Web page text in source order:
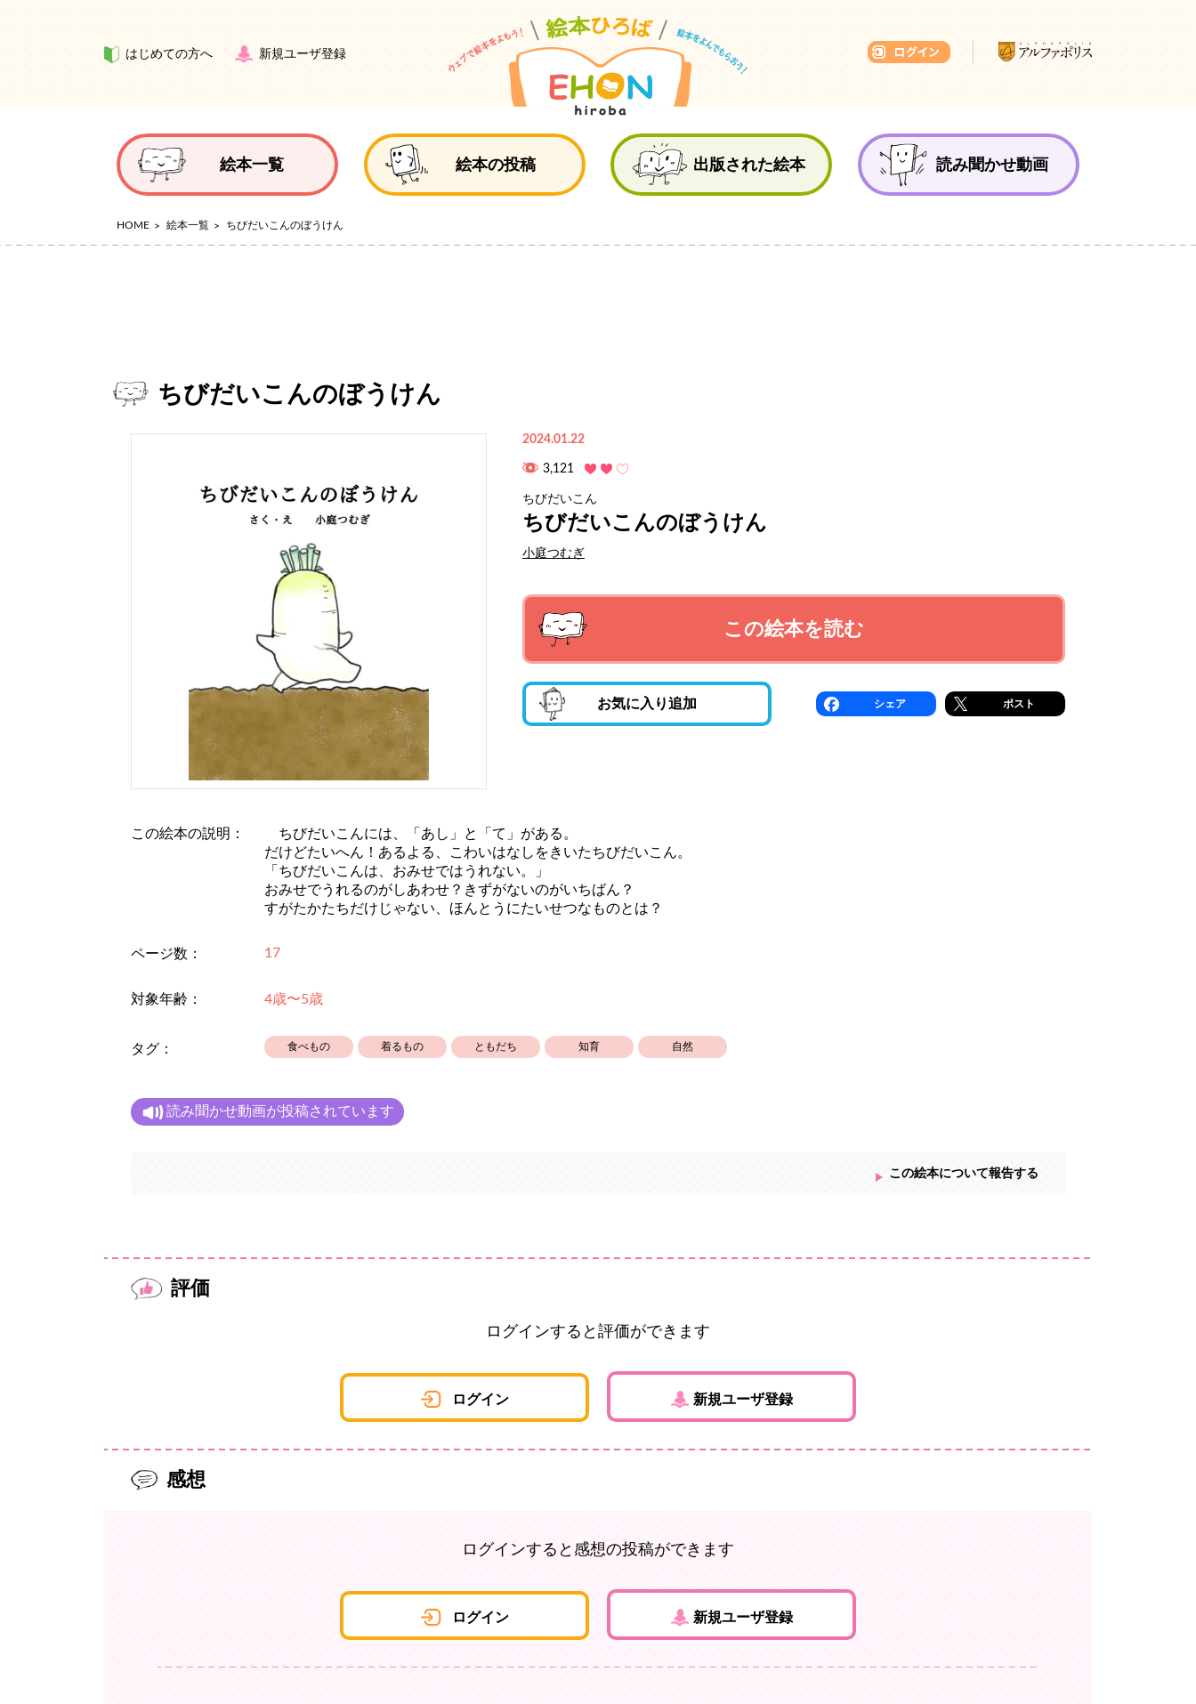
はじめての方へ 新規ユーザ登録
絵本一覧 絵本の投稿 出版された絵本 読み聞かせ動画
HOME 絵本一覧 ちびだいこんのぼうけん
ちびだいこんのぼうけん
2024.01.22
3,121
ちびだいこん
ちびだいこんのぼうけん
小庭つむぎ
この絵本を読む
お気に入り追加 シェア ポスト
この絵本の説明：
ちびだいこんには、「あし」と「て」がある。
だけどたいへん！あるよる、こわいはなしをきいたちびだいこん。
「ちびだいこんは、おみせではうれない。」
おみせでうれるのがしあわせ？きずがないのがいちばん？
すがたかたちだけじゃない、ほんとうにたいせつなものとは？
ページ数： 17
対象年齢： 4歳〜5歳
タグ： 食べもの 着るもの ともだち 知育 自然
読み聞かせ動画が投稿されています
この絵本について報告する
評価
ログインすると評価ができます
ログイン 新規ユーザ登録
感想
ログインすると感想の投稿ができます
ログイン 新規ユーザ登録